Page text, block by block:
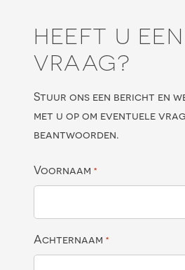
HEEFT U EEN
VRAAG?
Stuur ons een bericht en
met u op om eventuele
beantwoorden.
Voornaam *
Achternaam *